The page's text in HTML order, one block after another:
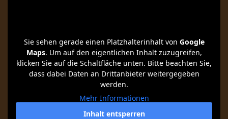
Sie sehen gerade einen Platzhalterinhalt von Google
Maps. Um auf den eigentlichen Inhalt zuzugreifen,
klicken Sie auf die Schaltfläche unten. Bitte beachten Sie,
dass dabei Daten an Drittanbieter weitergegeben
werden.
Mehr Informationen
Inhalt entsperren